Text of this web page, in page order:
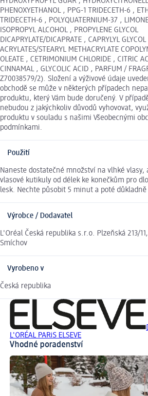
PHENOXYETHANOL , PPG-1 TRIDECETH-6 ,
TRIDECETH-6 , POLYQUATERNIUM-37 ,
ISOPROPYL ALCOHOL , PROPYLENE GLYCOL
DICAPRYLATE/DICAPRATE , CAPRYLYL GLYCOL
ACRYLATES/STEARYL METHACRYLATE
OLEATE , CETRIMONIUM CHLORIDE , CITRIC
CINNAMAL , GLYCOLIC ACID , PARFUM /
Z70038579/2). Složení a výživové údaje
obchodě se může v některých případech
produktu, který Vám bude doručený. V
nebudou z jakýchkoliv důvodů vyhovovat,
produktu v souladu s našimi Všeobecnými
podmínkami.
Použití
Naneste dostatečné množství na vlhké vlasy,
vlasové kutikuly od délek ke konečkům pro
lesk. Nechte působit 5 minut a poté
Výrobce / Dodavatel
L'Oréal Česká republika s.r.o. Plzeňská 213/
Smíchov
Vyrobeno v
Česká republika
L'ORÉAL PARiS ELSEVE
Vhodné poradenství